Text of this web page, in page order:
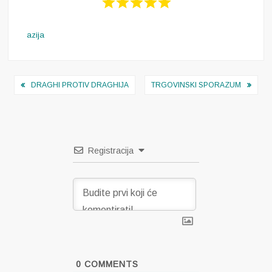
azija
Navigacija
DRAGHI PROTIV DRAGHIJA TRGOVINSKI SPORAZUM
Registracija
0 COMMENTS